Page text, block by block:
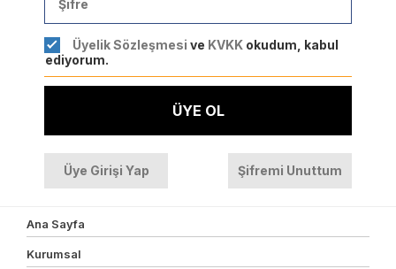
Üyelik Sözleşmesi ve KVKKokudum, kabul
ediyorum.
ÜYE OL
Üye Girişi Yap Şifremi Unuttum
Ana Sayfa
Kurumsal